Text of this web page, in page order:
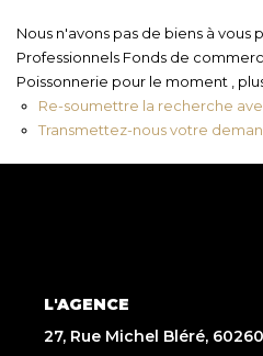
Créer une alerte
Nous n'avons pas de biens à
Professionnels Fonds de
Poissonnerie pour le moment ,
Re-soumettre la recherche
Transmettez-nous votre
L'AGENCE
27, Rue Michel Bléré,